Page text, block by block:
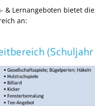
& Lernangeboten bietet die
an: